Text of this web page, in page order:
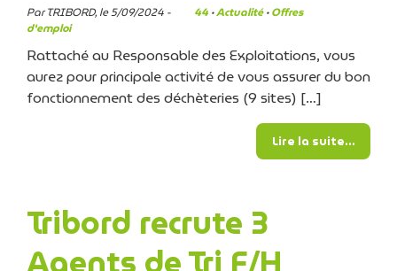
Par TRIBORD, le 5/09/2024 - 44 ·Actualité·Offres
d'emploi
Rattaché au Responsable des Exploitations, vous
aurez pour principale activité de vous assurer du bon
fonctionnement des déchèteries (9 sites) […]
Lire la suite…from
Tribord recrute 3